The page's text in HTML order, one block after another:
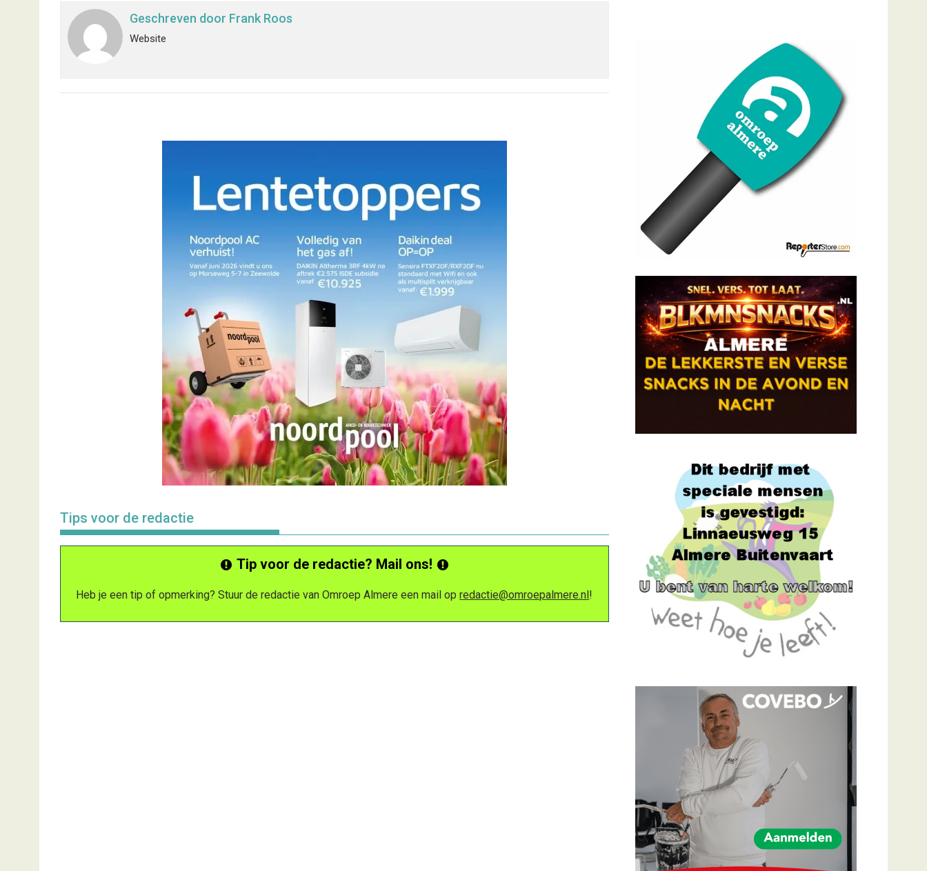
Geschreven door Frank Roos
Website
Tips voor de redactie
Tip voor de redactie? Mail ons!
Heb je een tip of opmerking? Stuur de redactie van Omroep Almere een mail opredactie@omroepalmere.nl!